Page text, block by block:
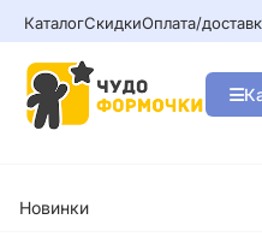
КаталогСкидкиОплата/
Новинки